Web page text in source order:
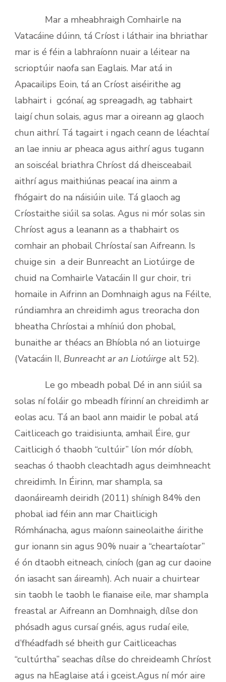
Mar a mheabhraigh Comhairle na
Vatacáine dúinn, tá Críost i láthair ina bhriathar
mar is é féin a labhraíonn nuair a léitear na
scrioptúir naofa san Eaglais. Mar atá in
Apacailips Eoin, tá an Críost aiséirithe ag
labhairt i gcónaí, ag spreagadh, ag tabhairt
laigí chun solais, agus mar a oireann ag glaoch
chun aithrí. Tá tagairt i ngach ceann de léachtaí
an lae inniu ar pheaca agus aithrí agus tugann
an soiscéal briathra Chríost dá dheisceabail
aithrí agus maithiúnas peacaí ina ainm a
fhógairt do na náisiúin uile. Tá glaoch ag
Críostaithe siúil sa solas. Agus ni mór solas sin
Chríost agus a leanann as a thabhairt os
comhair an phobail Chríostaí san Aifreann. Is
chuige sin a deir Bunreacht an Liotúirge de
chuid na Comhairle Vatacáin II gur choir, tri
homaile in Aifrinn an Domhnaigh agus na Féilte,
rúndiamhra an chreidimh agus treoracha don
bheatha Chríostai a mhíniú don phobal,
bunaithe ar théacs an Bhíobla nó an liotuirge
(Vatacáin II, Bunreacht ar an Liotúirge alt 52).
Le go mbeadh pobal Dé in ann siúil sa
solas ní foláir go mbeadh fírinní an chreidimh ar
eolas acu. Tá an baol ann maidir le pobal atá
Caitliceach go traidisiunta, amhail Éire, gur
Caitlicigh ó thaobh “cultúir” líon mór díobh,
seachas ó thaobh cleachtadh agus deimhneacht
chreidimh. In Éirinn, mar shampla, sa
daonáireamh deiridh (2011) shínigh 84% den
phobal iad féin ann mar Chaitlicigh
Rómhánacha, agus maíonn saineolaithe áirithe
gur ionann sin agus 90% nuair a “cheartaíotar”
é ón dtaobh eitneach, ciníoch (gan ag cur daoine
ón iasacht san áireamh). Ach nuair a chuirtear
sin taobh le taobh le fianaise eile, mar shampla
freastal ar Aifreann an Domhnaigh, dílse don
phósadh agus cursaí gnéis, agus rudaí eile,
d’fhéadfadh sé bheith gur Caitliceachas
“cultúrtha” seachas dílse do chreideamh Chríost
agus na hEaglaise atá i gceist.Agus ní mór aire